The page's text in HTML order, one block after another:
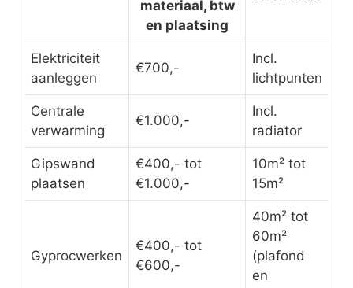
materiaal, btw
en plaatsing
Elektriciteit
aanleggen
€700,-
Incl.
lichtpunten
Centrale
verwarming
€1.000,-
Incl.
radiator
Gipswand
plaatsen
€400,- tot
€1.000,-
10m² tot
15m²
Gyprocwerken
€400,- tot
€600,-
40m² tot
60m²
(plafond
en